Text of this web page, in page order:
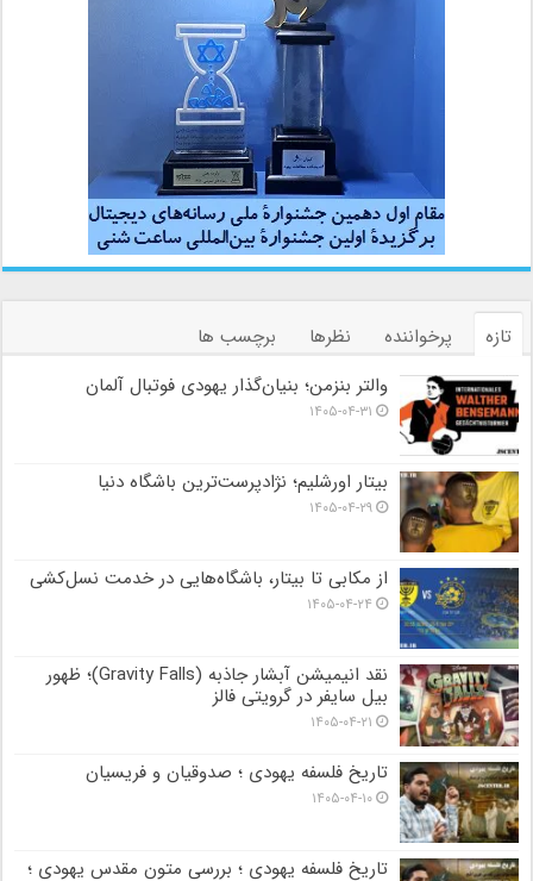
تازه پرخواننده نظرها
برچسب ها
والتر بنزمن؛ بنیان‌گذار یهودی فوتبال آلمان
۱۴۰۵-۰۴-۳۱
بیتار اورشلیم؛ نژادپرست‌ترین باشگاه دنیا
۱۴۰۵-۰۴-۲۹
از مکابی تا بیتار، باشگاه‌هایی در خدمت نسل‌کشی
۱۴۰۵-۰۴-۲۴
نقد انیمیشن آبشار جاذبه (Gravity Falls)؛ ظهور
بیل سایفر در گرویتی فالز
۱۴۰۵-۰۴-۲۱
تاریخ فلسفه یهودی ؛ صدوقیان و فریسیان
۱۴۰۵-۰۴-۱۰
تاریخ فلسفه یهودی ؛ بررسی متون مقدس یهودی ؛